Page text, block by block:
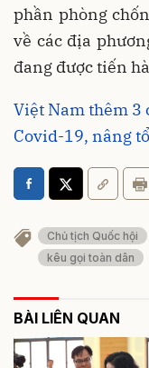
phần phòng
về các địa
đang được tiến
Việt Nam thêm 3
Covid-19, nâng
Chủ tịch Quốc hội
kêu gọi toàn dân
BÀI LIÊN QUAN